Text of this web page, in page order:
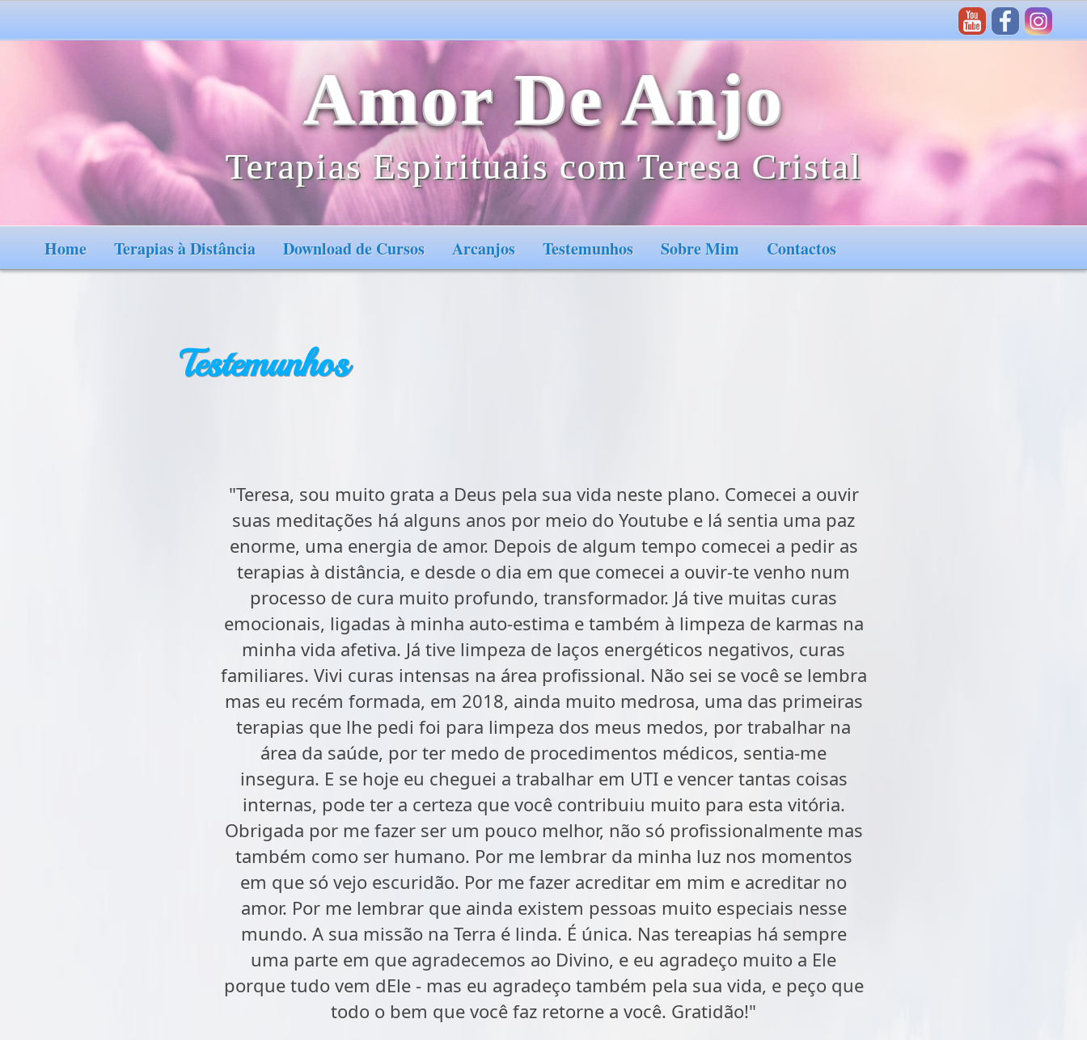
Amor De Anjo
Terapias Espirituais com Teresa Cristal
Home Terapias à Distância Download de Cursos Arcanjos Testemunhos Sobre Mim Contactos
Testemunhos
"Teresa, sou muito grata a Deus pela sua vida neste plano. Comecei a ouvir
suas meditações há alguns anos por meio do Youtube e lá sentia uma paz
enorme, uma energia de amor. Depois de algum tempo comecei a pedir as
terapias à distância, e desde o dia em que comecei a ouvir-te venho num
processo de cura muito profundo, transformador. Já tive muitas curas
emocionais, ligadas à minha auto-estima e também à limpeza de karmas na
minha vida afetiva. Já tive limpeza de laços energéticos negativos, curas
familiares. Vivi curas intensas na área profissional. Não sei se você se lembra
mas eu recém formada, em 2018, ainda muito medrosa, uma das primeiras
terapias que lhe pedi foi para limpeza dos meus medos, por trabalhar na
área da saúde, por ter medo de procedimentos médicos, sentia-me
insegura. E se hoje eu cheguei a trabalhar em UTI e vencer tantas coisas
internas, pode ter a certeza que você contribuiu muito para esta vitória.
Obrigada por me fazer ser um pouco melhor, não só profissionalmente mas
também como ser humano. Por me lembrar da minha luz nos momentos
em que só vejo escuridão. Por me fazer acreditar em mim e acreditar no
amor. Por me lembrar que ainda existem pessoas muito especiais nesse
mundo. A sua missão na Terra é linda. É única. Nas tereapias há sempre
uma parte em que agradecemos ao Divino, e eu agradeço muito a Ele
porque tudo vem dEle - mas eu agradeço também pela sua vida, e peço que
todo o bem que você faz retorne a você. Gratidão!"